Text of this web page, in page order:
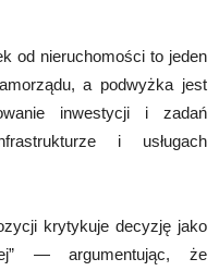
od nieruchomości to jeden
a podwyżka jest
inwestycji i zadań
i usługach
krytykuje decyzję jako
— argumentując, że